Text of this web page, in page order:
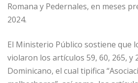
Romana y Pedernales, en meses
2024.
El Ministerio Público sostiene que
violaron los artículos 59, 60, 265, y
Dominicano, el cual tipifica